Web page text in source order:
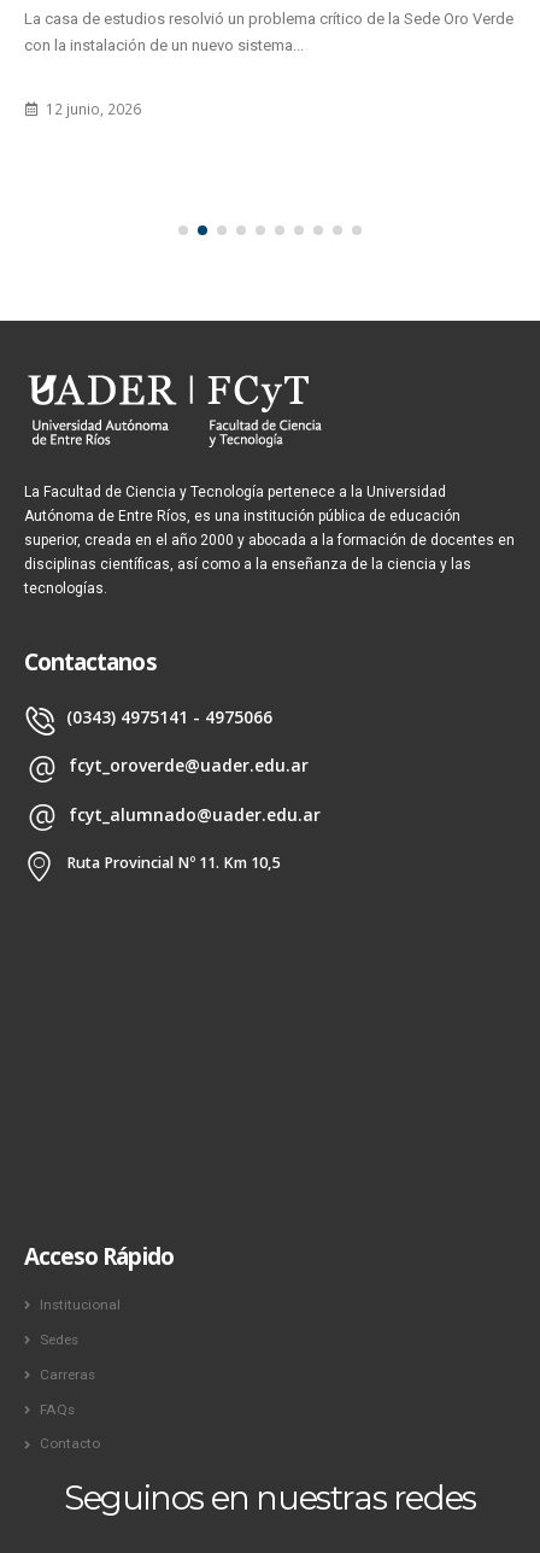
La casa de estudios resolvió un problema crítico de la Sede Oro Verde
con la instalación de un nuevo sistema...
12 junio, 2026
La Facultad de Ciencia y Tecnología pertenece a la Universidad
Autónoma de Entre Ríos, es una institución pública de educación
superior, creada en el año 2000 y abocada a la formación de docentes en
disciplinas científicas, así como a la enseñanza de la ciencia y las
tecnologías.
Contactanos
(0343) 4975141 - 4975066
fcyt_oroverde@uader.edu.ar
fcyt_alumnado@uader.edu.ar
Ruta Provincial Nº 11. Km 10,5
Acceso Rápido
Institucional
Sedes
Carreras
FAQs
Contacto
Seguinos en nuestras redes